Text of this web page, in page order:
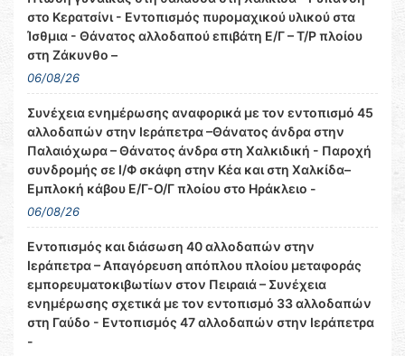
στο Κερατσίνι - Εντοπισμός πυρομαχικού υλικού στα
Ίσθμια - Θάνατος αλλοδαπού επιβάτη Ε/Γ – Τ/Ρ πλοίου
στη Ζάκυνθο –
06/08/26
Συνέχεια ενημέρωσης αναφορικά με τον εντοπισμό 45
αλλοδαπών στην Ιεράπετρα –Θάνατος άνδρα στην
Παλαιόχωρα – Θάνατος άνδρα στη Χαλκιδική - Παροχή
συνδρομής σε Ι/Φ σκάφη στην Κέα και στη Χαλκίδα–
Εμπλοκή κάβου Ε/Γ-Ο/Γ πλοίου στο Ηράκλειο -
06/08/26
Εντοπισμός και διάσωση 40 αλλοδαπών στην
Ιεράπετρα – Απαγόρευση απόπλου πλοίου μεταφοράς
εμπορευματοκιβωτίων στον Πειραιά – Συνέχεια
ενημέρωσης σχετικά με τον εντοπισμό 33 αλλοδαπών
στη Γαύδο - Εντοπισμός 47 αλλοδαπών στην Ιεράπετρα
-